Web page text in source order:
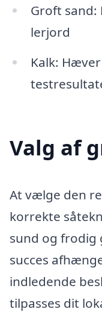
Groft
lerjord
Kalk:
Valg af
At vælge den
korrekte
sund og
succes
indledende
tilpasses dit